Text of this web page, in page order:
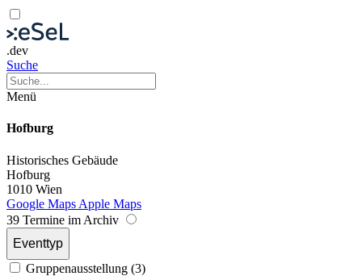
.dev
Suche
Menü
Hofburg
Historisches Gebäude
Hofburg
1010 Wien
Google Maps Apple Maps
39 Termine im Archiv
Eventtyp
Gruppenausstellung (3)